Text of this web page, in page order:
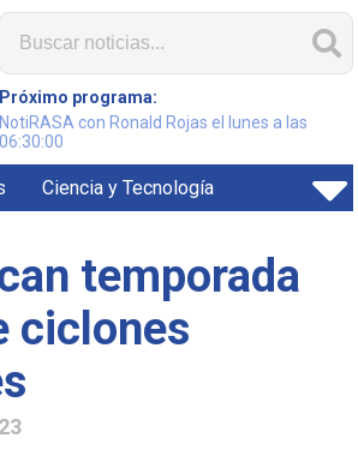
Próximo programa:
NotiRASA con Ronald Rojas el lunes a las
06:30:00
Ciencia y Tecnología
temporada
ciclones